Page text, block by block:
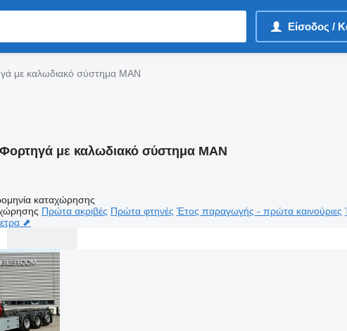
Είσοδος /
με καλωδιακό σύστημα MAN
Φορτηγά με καλωδιακό σύστημα MAN
καταχώρησης
Πρώτα ακριβές Πρώτα φτηνές Έτος παραγωγής - πρώτα καινούριες
⬈